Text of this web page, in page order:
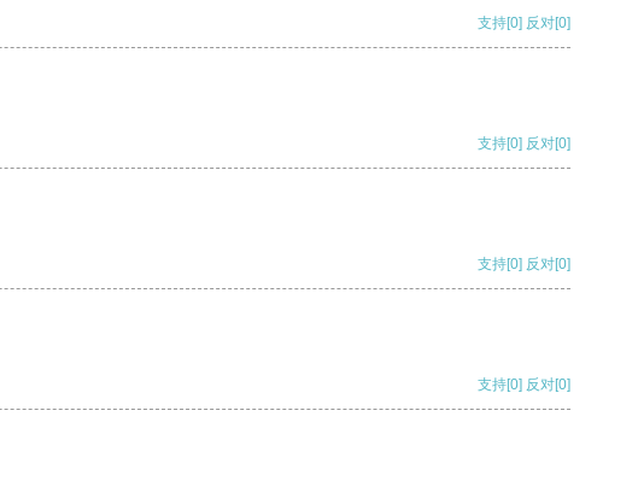
支持[0] 反对[0]
支持[0] 反对[0]
支持[0] 反对[0]
支持[0] 反对[0]